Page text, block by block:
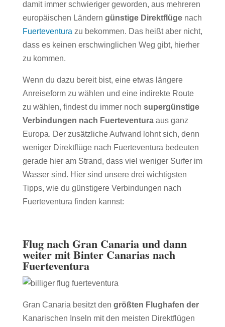
damit immer schwieriger geworden, aus mehreren
europäischen Ländern günstige Direktflügenach
Fuerteventura zu bekommen. Das heißt aber nicht,
dass es keinen erschwinglichen Weg gibt, hierher
zu kommen.
Wenn du dazu bereit bist, eine etwas längere
Anreiseform zu wählen und eine indirekte Route
zu wählen, findest du immer noch supergünstige
Verbindungen nach Fuerteventura aus ganz
Europa. Der zusätzliche Aufwand lohnt sich, denn
weniger Direktflüge nach Fuerteventura bedeuten
gerade hier am Strand, dass viel weniger Surfer im
Wasser sind. Hier sind unsere drei wichtigsten
Tipps, wie du günstigere Verbindungen nach
Fuerteventura finden kannst:
Flug nach Gran Canaria und dann
weiter mit Binter Canarias nach
Fuerteventura
Gran Canaria besitzt den größten Flughafen der
Kanarischen Inseln mit den meisten Direktflügen